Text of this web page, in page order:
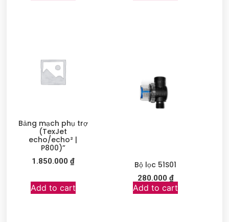
Bảng mạch phụ trợ
(TexJet
echo/echo² |
P800)”
1.850.000 ₫
Add to cart
Bộ lọc 51S01
280.000 ₫
Add to cart